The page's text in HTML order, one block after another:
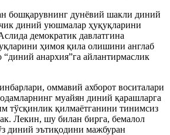
бошқарувнинг дунёвий шакли диний
диний уюшмалар ҳуқуқларини
демократик давлатгина
ҳимоя қила олишини англаб
“диний анархия”га айлантирмаслик
оммавий ахборот воситалари
муайян диний қарашларга
тўсқинлик қилмаётганини тинимсиз
Лекин, шу билан бирга, бемалол
диний эътиқодини мажбуран